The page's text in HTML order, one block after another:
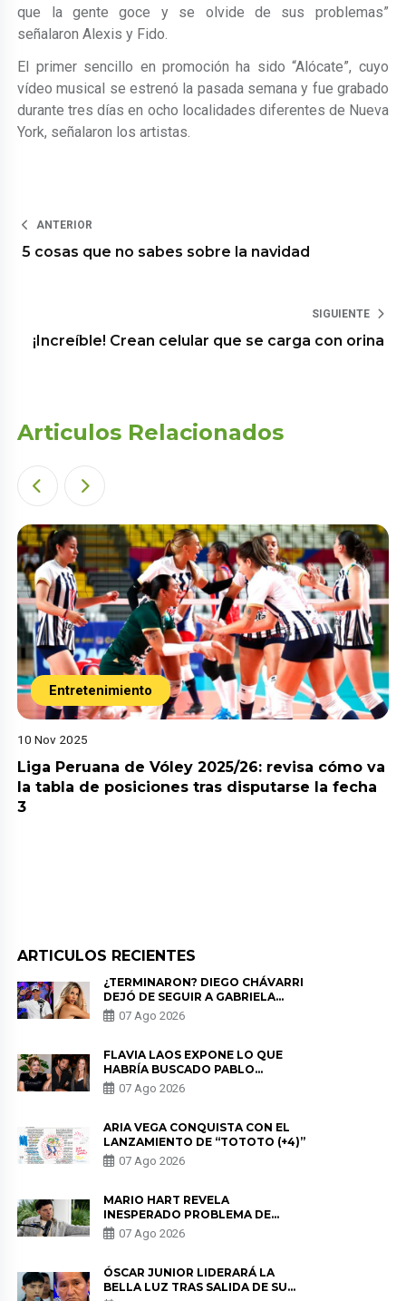
que la gente goce y se olvide de sus problemas”
señalaron Alexis y Fido.
El primer sencillo en promoción ha sido “Alócate”, cuyo
vídeo musical se estrenó la pasada semana y fue grabado
durante tres días en ocho localidades diferentes de Nueva
York, señalaron los artistas.
ANTERIOR
5 cosas que no sabes sobre la navidad
SIGUIENTE
¡Increíble! Crean celular que se carga con orina
Articulos Relacionados
Entretenimiento
10 Nov 2025
Liga Peruana de Vóley 2025/26: revisa cómo va
la tabla de posiciones tras disputarse la fecha
3
ARTICULOS RECIENTES
¿TERMINARON? DIEGO CHÁVARRI
DEJÓ DE SEGUIR A GABRIELA
HERRERA Y ANUNCIA SU SALIDA
DE PÓDCAST
07 Ago 2026
FLAVIA LAOS EXPONE LO QUE
HABRÍA BUSCADO PABLO
HEREDIA CON ALE FULLER: “UNA
DE LAS PARTES QUERÍA EL
07 Ago 2026
ARIA VEGA CONQUISTA CON EL
LANZAMIENTO DE “TOTOTO (+4)”
07 Ago 2026
MARIO HART REVELA
INESPERADO PROBLEMA DE
SALUD ANTES DE SEPARARSE DE
KORINA: “ME ENCONTRARON UN
07 Ago 2026
ÓSCAR JUNIOR LIDERARÁ LA
BELLA LUZ TRAS SALIDA DE SU